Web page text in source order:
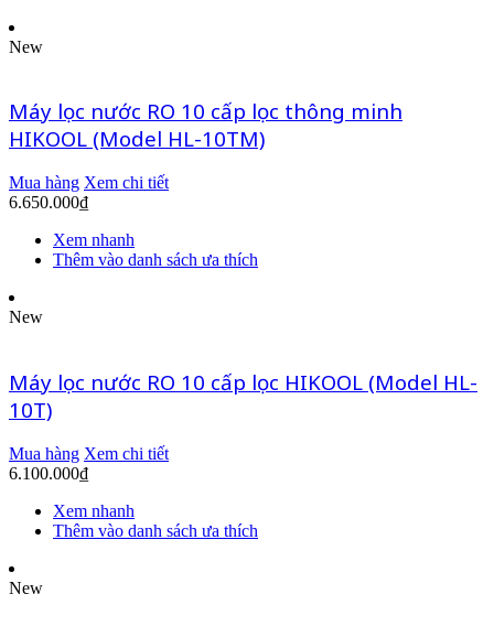
New
Máy lọc nước RO 10 cấp lọc thông minh
HIKOOL (Model HL-10TM)
Mua hàng Xem chi tiết
6.650.000₫
Xem nhanh
Thêm vào danh sách ưa thích
New
Máy lọc nước RO 10 cấp lọc HIKOOL (Model HL-
10T)
Mua hàng Xem chi tiết
6.100.000₫
Xem nhanh
Thêm vào danh sách ưa thích
New